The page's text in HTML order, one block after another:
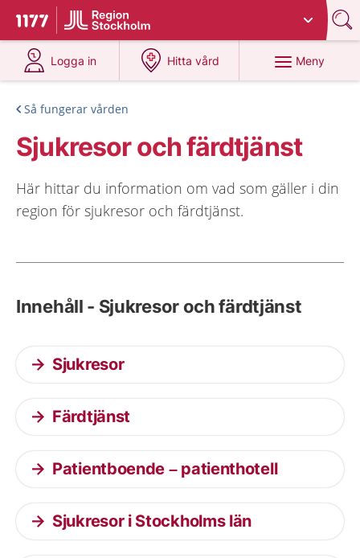
Till startsidan för 1177
Du har valt region
Logga in
på 1177.se
Hitta vård
på 1177.se
Meny
Så fungerar vården
Sjukresor och färdtjänst
Här hittar du information om vad som gäller i din
region för sjukresor och färdtjänst.
Innehåll - Sjukresor och färdtjänst
Sjukresor
Färdtjänst
Patientboende – patienthotell
Sjukresor i Stockholms län